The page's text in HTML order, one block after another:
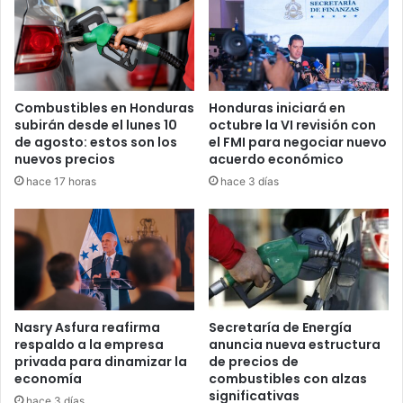
al 50 % del incrementoen la gasolina regular y el diésel,
por lo que el resto del ajuste continuará reflejándose en el
precio final al consumidor.
La evolución de los precios internacionales del petróleo
será clave para determinar
si la medida se mantiene o se
modifica en las próximas semanas.
Combustibles gobierno Precio
Combustibles en Honduras
subirán desde el lunes 10
de agosto: estos son los
nuevos precios
hace 17 horas
Honduras iniciará en
octubre la VI revisión con
el FMI para negociar nuevo
acuerdo económico
hace 3 días
Nasry Asfura reafirma
respaldo a la empresa
privada para dinamizar la
economía
Secretaría de Energía
anuncia nueva estructura
de precios de
combustibles con alzas
significativas